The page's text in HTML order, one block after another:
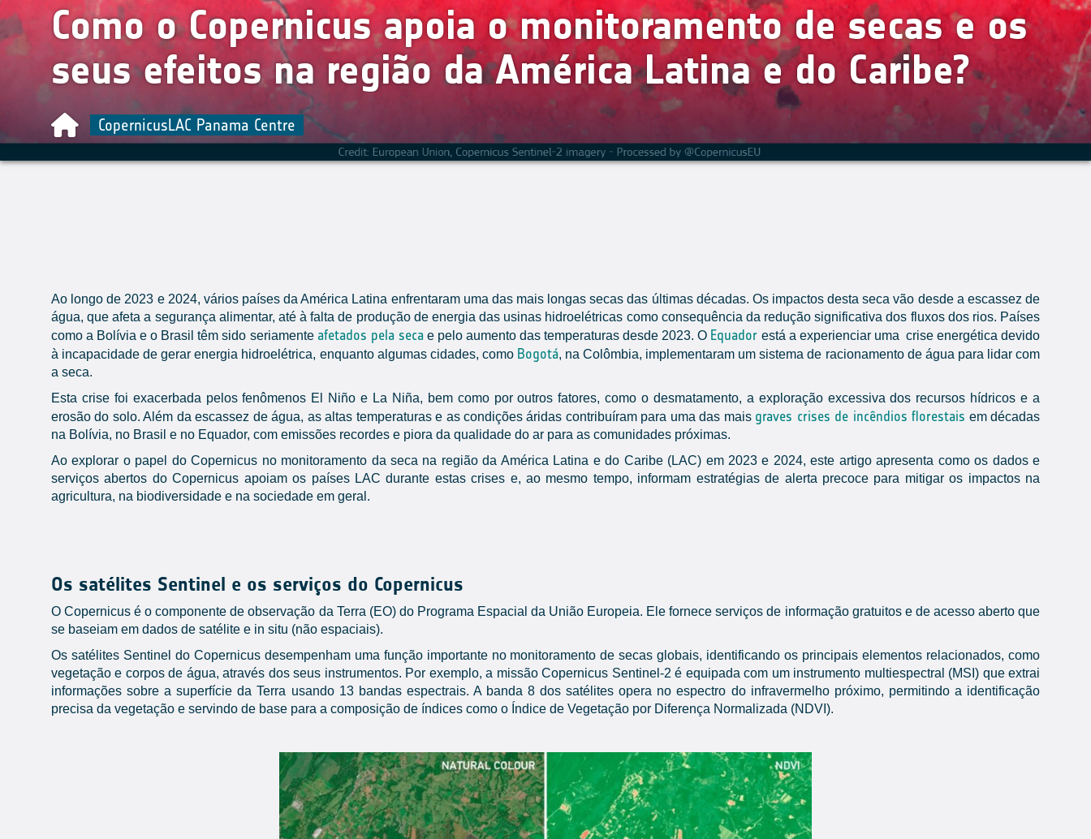
Como o Copernicus apoia o monitoramento de secas e os
seus efeitos na região da América Latina e do Caribe?
CopernicusLAC Panama Centre
Ao longo de 2023 e 2024, vários países da América Latina enfrentaram uma das mais longas secas das últimas décadas. Os impactos desta seca vão desde a escassez de
água, que afeta a segurança alimentar, até à falta de produção de energia das usinas hidroelétricas como consequência da redução significativa dos fluxos dos rios. Países
como a Bolívia e o Brasil têm sido seriamente afetados pela secae pelo aumento das temperaturas desde 2023. O Equador está a experienciar uma crise energética devido
à incapacidade de gerar energia hidroelétrica, enquanto algumas cidades, como Bogotá, na Colômbia, implementaram um sistema de racionamento de água para lidar com
a seca.
Esta crise foi exacerbada pelos fenômenos El Niño e La Niña, bem como por outros fatores, como o desmatamento, a exploração excessiva dos recursos hídricos e a
erosão do solo. Além da escassez de água, as altas temperaturas e as condições áridas contribuíram para uma das mais graves crises de incêndios florestais em décadas
na Bolívia, no Brasil e no Equador, com emissões recordes e piora da qualidade do ar para as comunidades próximas.
Ao explorar o papel do Copernicus no monitoramento da seca na região da América Latina e do Caribe (LAC) em 2023 e 2024, este artigo apresenta como os dados e
serviços abertos do Copernicus apoiam os países LAC durante estas crises e, ao mesmo tempo, informam estratégias de alerta precoce para mitigar os impactos na
agricultura, na biodiversidade e na sociedade em geral.
Os satélites Sentinel e os serviços do Copernicus
O Copernicus é o componente de observação da Terra (EO) do Programa Espacial da União Europeia. Ele fornece serviços de informação gratuitos e de acesso aberto que
se baseiam em dados de satélite e in situ (não espaciais).
Os satélites Sentinel do Copernicus desempenham uma função importante no monitoramento de secas globais, identificando os principais elementos relacionados, como
vegetação e corpos de água, através dos seus instrumentos. Por exemplo, a missão Copernicus Sentinel-2 é equipada com um instrumento multiespectral (MSI) que extrai
informações sobre a superfície da Terra usando 13 bandas espectrais. A banda 8 dos satélites opera no espectro do infravermelho próximo, permitindo a identificação
precisa da vegetação e servindo de base para a composição de índices como o Índice de Vegetação por Diferença Normalizada (NDVI).